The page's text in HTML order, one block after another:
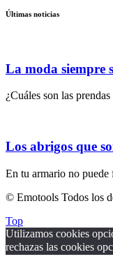
Últimas noticias
La moda siempre
¿Cuáles son las
Los abrigos que
En tu armario no puede
© Emotools Todos los
Top
Utilizamos cookies
rechazas las cookies